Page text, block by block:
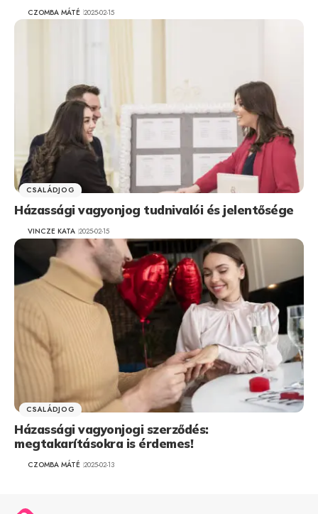
CZOMBA MÁTÉ 2025-02-15
CSALÁDJOG
Házassági vagyonjog tudnivalói és jelentősége
VINCZE KATA 2025-02-15
CSALÁDJOG
Házassági vagyonjogi szerződés:
megtakarításokra is érdemes!
CZOMBA MÁTÉ 2025-02-13